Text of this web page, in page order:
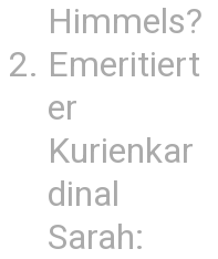
Himmels?
Emeritiert
er
Kurienkar
dinal
Sarah: